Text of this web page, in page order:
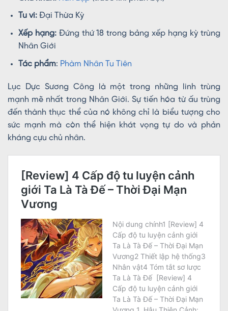
Tu vi:Đại Thừa Kỳ
Xếp hạng:Đứng thứ 18 trong bảng xếp hạng kỳ trùng
Nhân Giới
Tác phẩm: Phàm Nhân Tu Tiên
Lục Dực Sương Công là một trong những linh trùng
mạnh mẽ nhất trong Nhân Giới. Sự tiến hóa từ ấu trùng
đến thành thục thể của nó không chỉ là biểu tượng cho
sức mạnh mà còn thể hiện khát vọng tự do và phản
kháng cựu chủ nhân.